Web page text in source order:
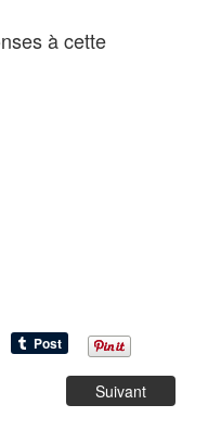
à cette
Suivant